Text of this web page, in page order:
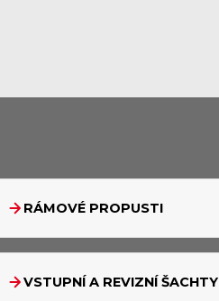
RÁMOVÉ PROPUSTI
VSTUPNÍ A REVIZNÍ ŠACHTY